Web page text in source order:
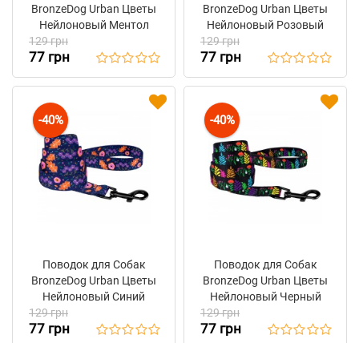
BronzeDog Urban Цветы
Нейлоновый Ментол
129 грн
77 грн
BronzeDog Urban Цветы
Нейлоновый Розовый
129 грн
77 грн
-40%
Поводок для Собак
BronzeDog Urban Цветы
Нейлоновый Синий
129 грн
77 грн
-40%
Поводок для Собак
BronzeDog Urban Цветы
Нейлоновый Черный
129 грн
77 грн